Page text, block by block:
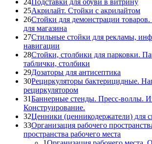
25Акрилайт. Стойки с акрилайтом
26Стойки для демонстрации
для магазина
27Стильные стойки для рекламы,
навигации
28Стойки, столбики для парковки.
таблички, столбики
29Дозаторы для антисептика
30Рециркуляторы бактерицидные.
рециркулятором
31Баннерные стенды. Пресс-воллы.
Конструирование.
32Ценники (ценникодержатели) для
33Организация рабочего
пространства рабочего места